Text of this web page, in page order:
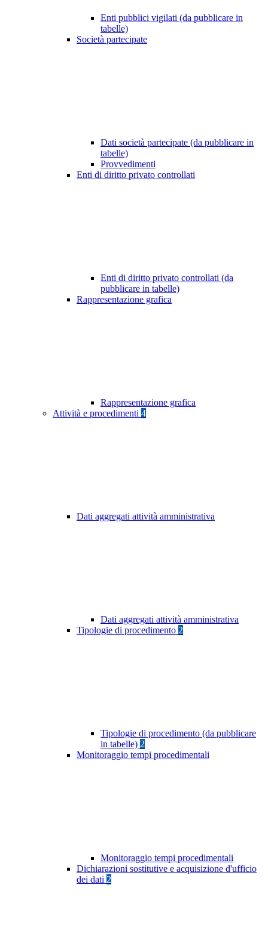
Enti pubblici vigilati (da pubblicare in
tabelle)
Società partecipate
Dati società partecipate (da pubblicare in
tabelle)
Provvedimenti
Enti di diritto privato controllati
Enti di diritto privato controllati (da
pubblicare in tabelle)
Rappresentazione grafica
Rappresentazione grafica
Attività e procedimenti 4
Dati aggregati attività amministrativa
Dati aggregati attività amministrativa
Tipologie di procedimento 2
Tipologie di procedimento (da pubblicare
in tabelle) 2
Monitoraggio tempi procedimentali
Monitoraggio tempi procedimentali
Dichiarazioni sostitutive e acquisizione d'ufficio
dei dati 2